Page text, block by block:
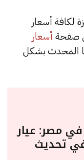
مميزة لكافة أسعار
صفحة أسعار
المحدث بشكل
في مصر: عيار
في تحديث